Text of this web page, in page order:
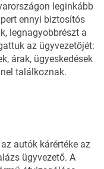
leginkább
ennyi biztosítós
legnagyobbrészt a
az ügyvezetőjét:
árak, ügyeskedések
találkoznak.
autók kárértéke az
ügyvezető. A